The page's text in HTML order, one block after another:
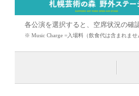
各公演を選択すると、空席状況の確
※ Music Charge =入場料（飲食代は含まれま